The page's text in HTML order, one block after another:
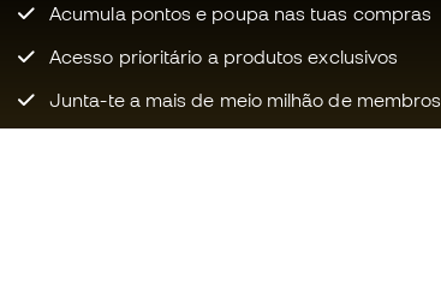
Acumula pontos e poupa nas tuas compras
Acesso prioritário a produtos exclusivos
Junta-te a mais de meio milhão de membros